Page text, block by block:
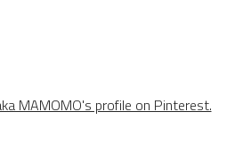
MAMOMO's profile on Pinterest.